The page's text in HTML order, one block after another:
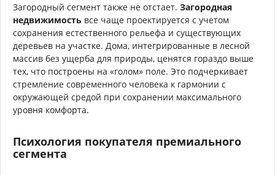
Загородный сегмент также не отстает. Загородная
недвижимость все чаще проектируется с учетом
сохранения естественного рельефа и существующих
деревьев на участке. Дома, интегрированные в лесной
массив без ущерба для природы, ценятся гораздо выше
тех, что построены на «голом» поле. Это подчеркивает
стремление современного человека к гармонии с
окружающей средой при сохранении максимального
уровня комфорта.
Психология покупателя премиального
сегмента